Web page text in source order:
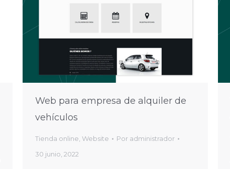
Web para empresa de alquiler de
vehículos
Tienda online Website Por administrador
30 junio, 2022